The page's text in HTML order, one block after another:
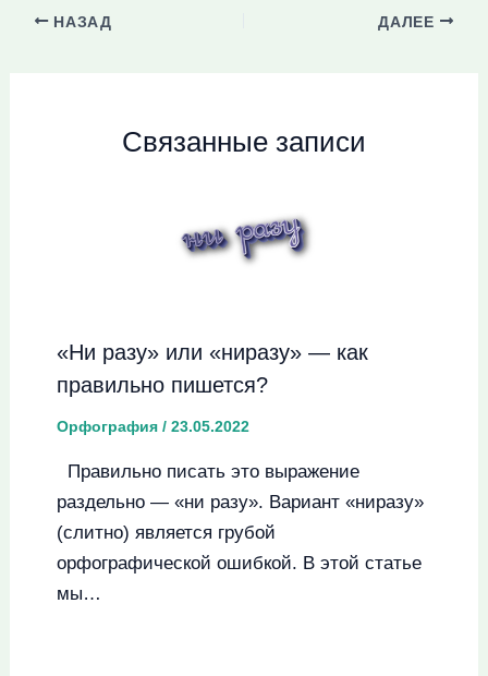
НАЗАД ДАЛЕЕ
Связанные записи
«Ни разу» или «ниразу» — как
правильно пишется?
Орфография/ 23.05.2022
Правильно писать это выражение
раздельно — «ни разу». Вариант «ниразу»
(слитно) является грубой
орфографической ошибкой. В этой статье
мы…